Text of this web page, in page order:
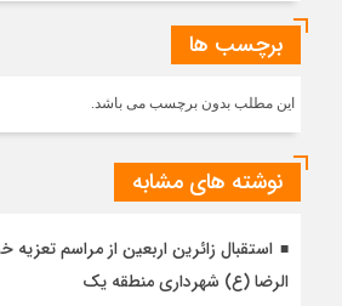
برچسب ها
این مطلب بدون برچسب می باشد.
نوشته های مشابه
استقبال زائرین اربعین از مراسم
الرضا (ع) شهرداری منطقه یک